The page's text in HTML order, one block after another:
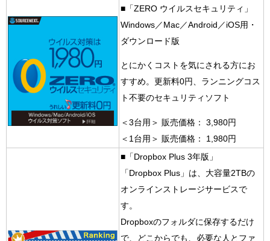
■「ZERO ウイルスセキュリティ」
Windows／Mac／Android／iOS用・
ダウンロード版
とにかくコストを気にされる方にお
すすめ。更新料0円、ランニングコス
ト不要のセキュリティソフト
＜3台用＞ 販売価格： 3,980円
＜1台用＞ 販売価格： 1,980円
■「Dropbox Plus 3年版」
「Dropbox Plus」は、大容量2TBの
オンラインストレージサービスで
す。
Dropboxのフォルダに保存するだけ
で、どこからでも、必要な人とファ